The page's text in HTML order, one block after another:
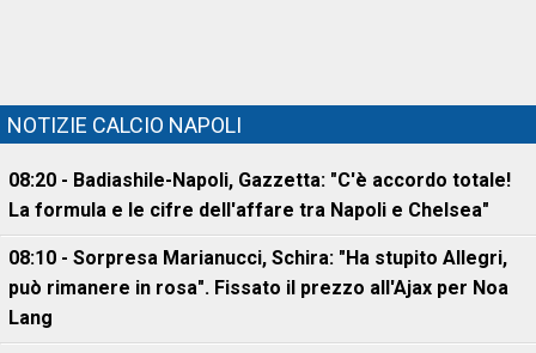
NOTIZIE CALCIO NAPOLI
08:20 - Badiashile-Napoli, Gazzetta: "C'è accordo totale!
La formula e le cifre dell'affare tra Napoli e Chelsea"
08:10 - Sorpresa Marianucci, Schira: "Ha stupito Allegri,
può rimanere in rosa". Fissato il prezzo all'Ajax per Noa
Lang